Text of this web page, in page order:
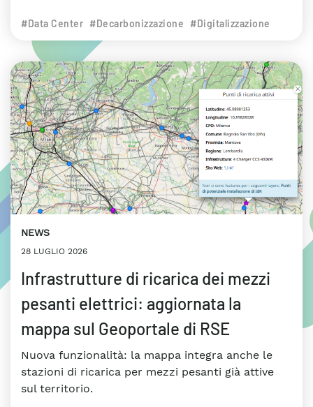
#Data Center #Decarbonizzazione #Digitalizzazione
NEWS
28 LUGLIO 2026
Infrastrutture di ricarica dei mezzi
pesanti elettrici: aggiornata la
mappa sul Geoportale di RSE
Nuova funzionalità: la mappa integra anche le
stazioni di ricarica per mezzi pesanti già attive
sul territorio.